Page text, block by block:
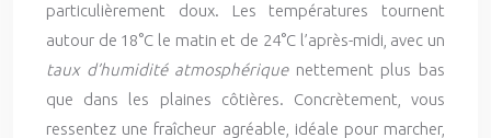
particulièrement doux. Les températures tournent
autour de 18°C le matin et de 24°C l’après-midi, avec un
taux d’humidité atmosphériquenettement plus bas
que dans les plaines côtières. Concrètement, vous
ressentez une fraîcheur agréable, idéale pour marcher,